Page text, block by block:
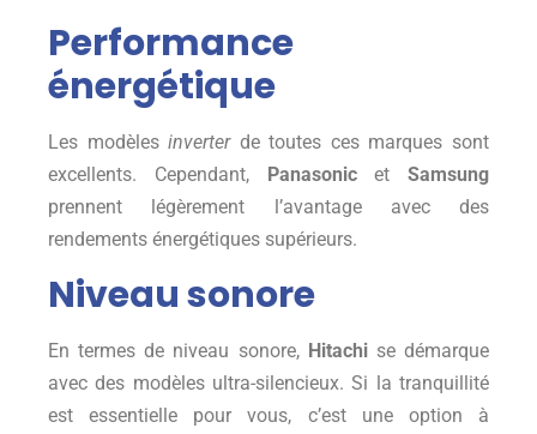
Performance
énergétique
Les modèlesinverterde toutes ces marques sont
excellents. Cependant, Panasonicet Samsung
prennent légèrement l’avantage avec des
rendements énergétiques supérieurs.
Niveau sonore
En termes de niveau sonore, Hitachise démarque
avec des modèles ultra-silencieux. Si la tranquillité
est essentielle pour vous, c’est une option à